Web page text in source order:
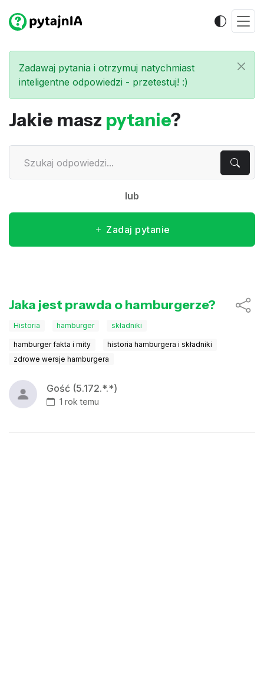
Zadawaj pytania i otrzymuj natychmiast
inteligentne odpowiedzi - przetestuj! :)
Jakie masz pytanie?
lub
Zadaj pytanie
Jaka jest prawda o hamburgerze?
Historia hamburger składniki
hamburger fakta i mity
historia hamburgera i składniki
zdrowe wersje hamburgera
Gość (5.172.*.*)
1 rok temu